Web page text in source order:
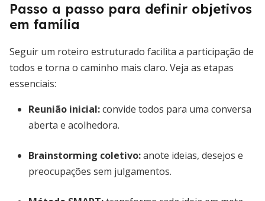
Passo a passo para definir objetivos
em família
Seguir um roteiro estruturado facilita a participação de
todos e torna o caminho mais claro. Veja as etapas
essenciais:
Reunião inicial:convide todos para uma conversa
aberta e acolhedora.
Brainstorming coletivo:anote ideias, desejos e
preocupações sem julgamentos.